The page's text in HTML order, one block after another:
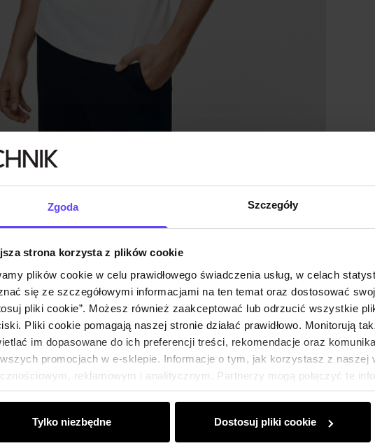
Zgoda Szczegóły
strona korzysta z plików cookie
plików cookie w celu prawidłowego świadczenia usług, w celach
się ze szczegółowymi informacjami na ten temat oraz dostosować
pliki cookie”. Możesz również zaakceptować lub odrzucić wszystkie
Pliki cookie pomagają naszej stronie działać prawidłowo. Monitorują
im dopasowane do ich preferencji treści, rekomendacje oraz
promocjach w e-sklepie. Informacje o tym, jak korzystasz z naszej
reklamowym i analitycznym. Partnerzy mogą połączyć te
lub uzyskanymi podczas korzystania z ich usług.
Tylko niezbędne Dostosuj pliki cookie
męskie
z 30 dni